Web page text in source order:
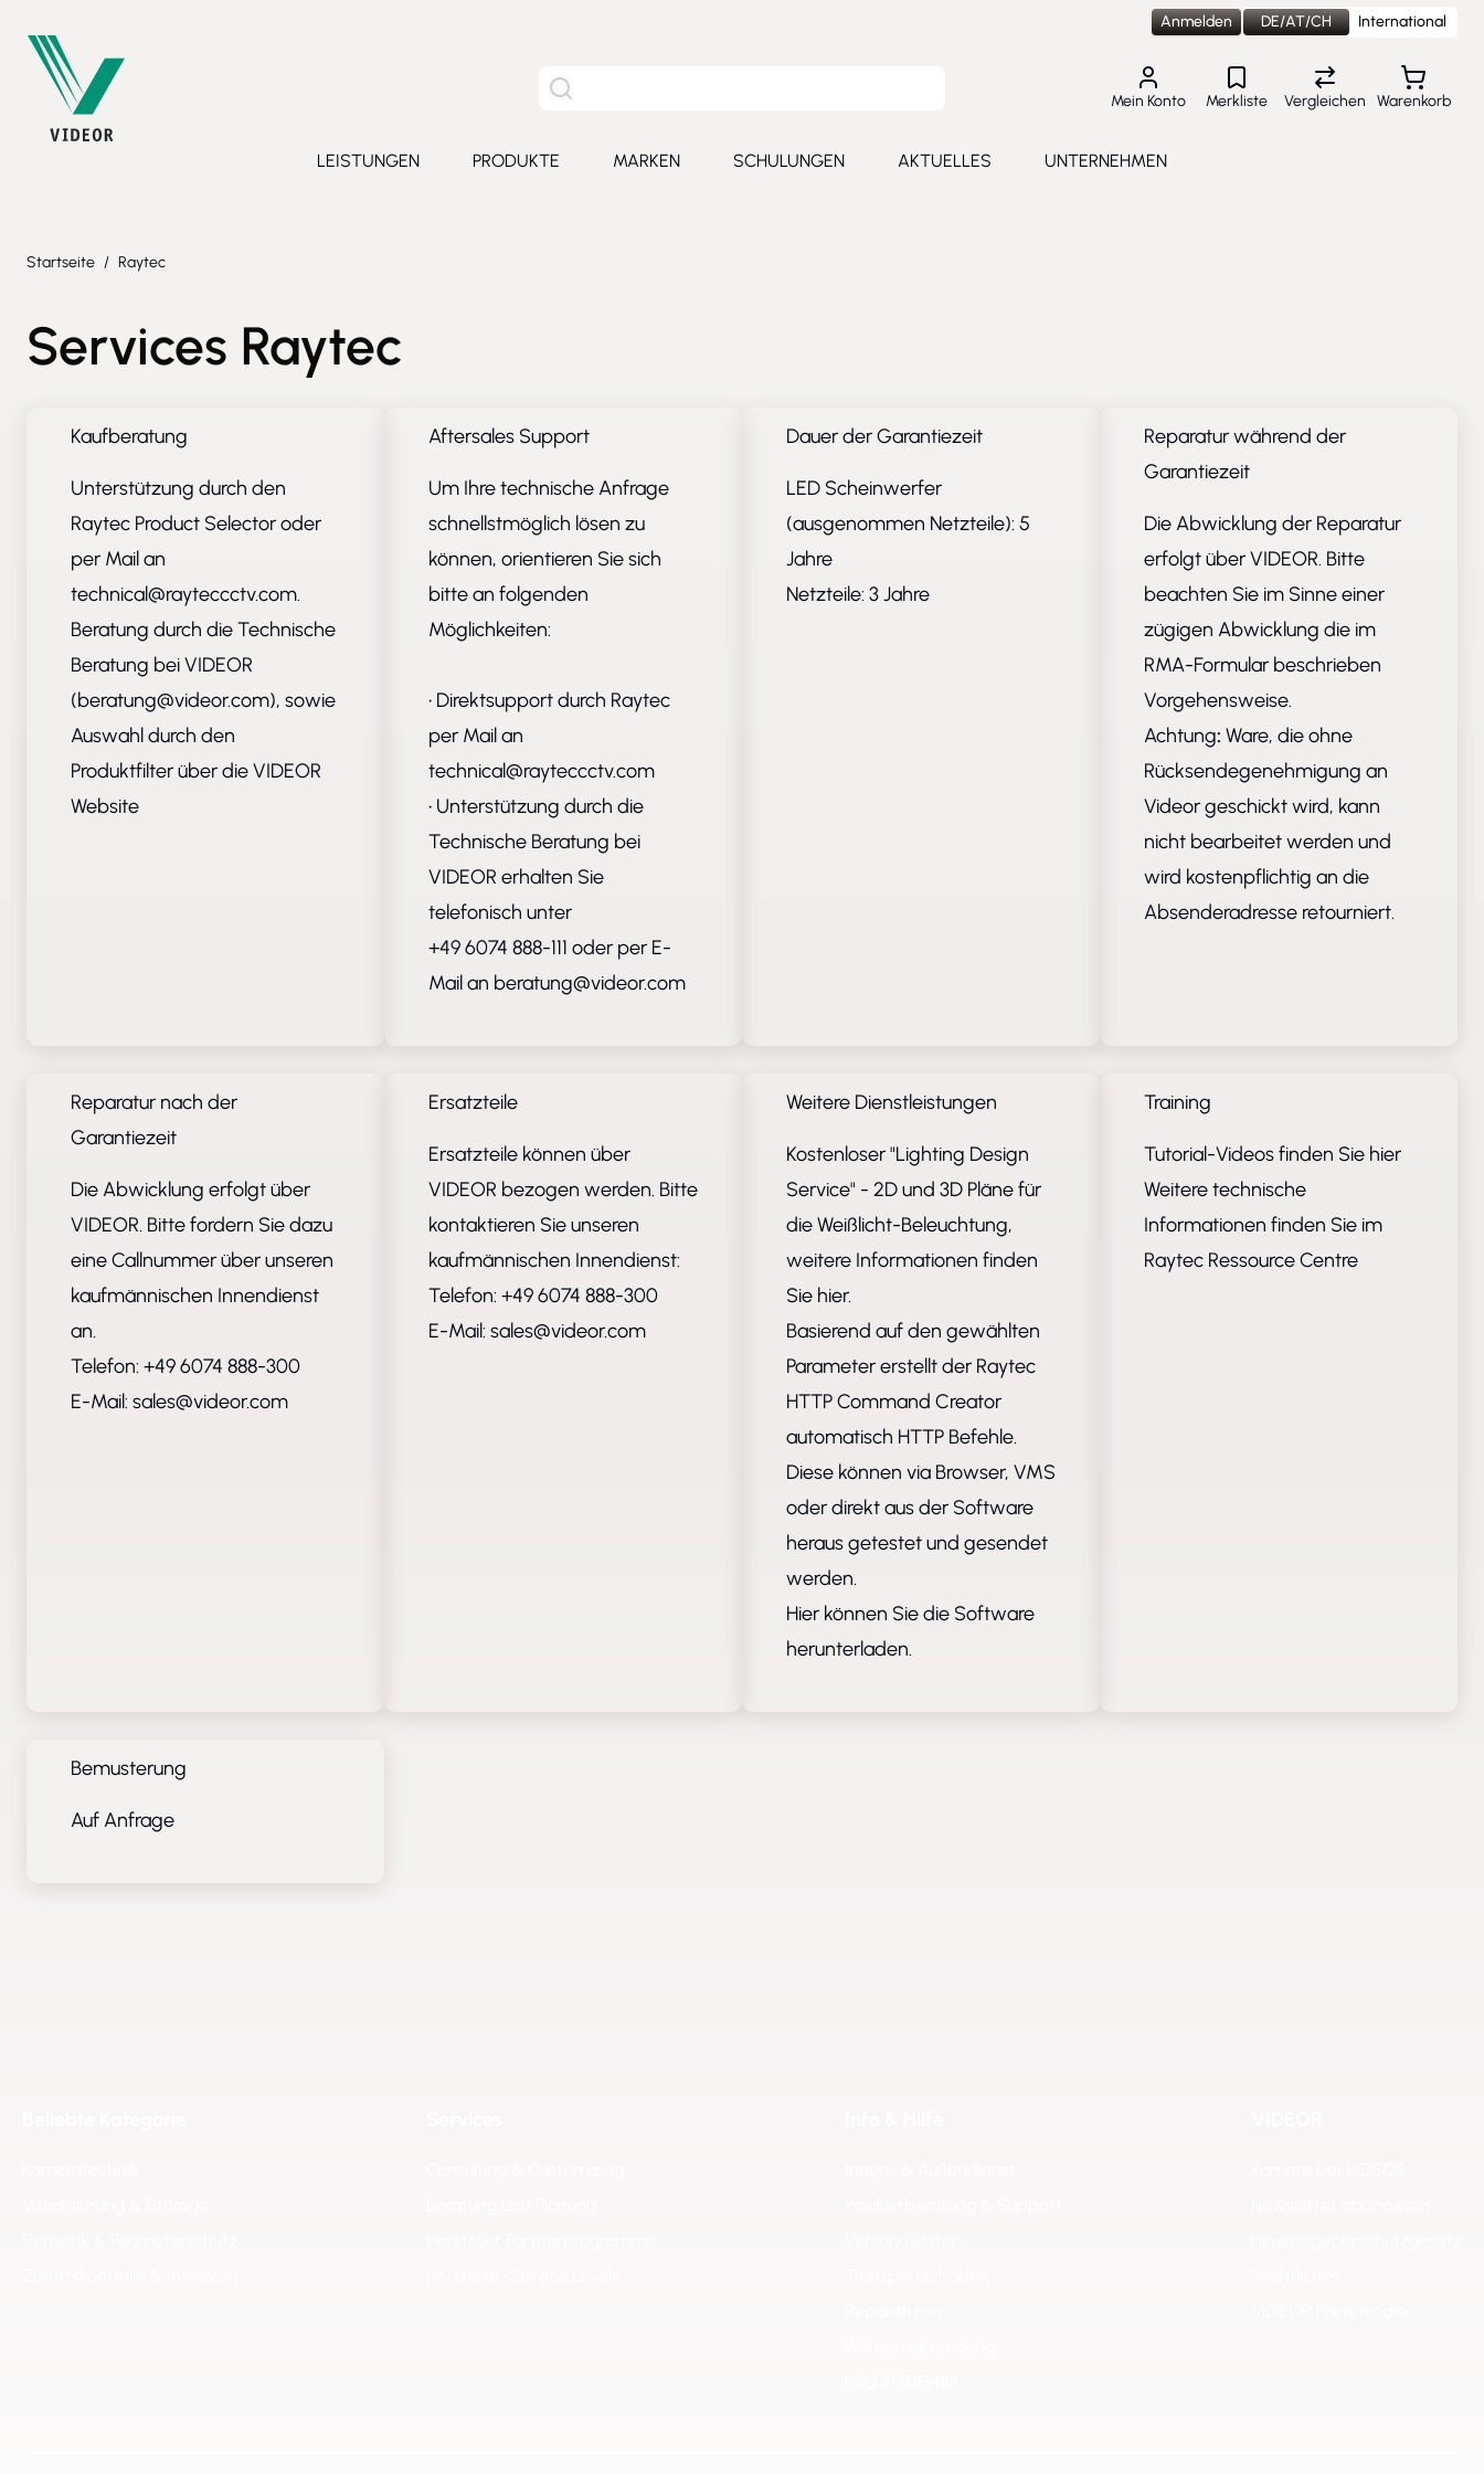
Site Suche
Anmelden DE/AT/CH International
Mein Konto Merkliste Vergleichen Warenkorb
LEISTUNGEN
PRODUKTE
MARKEN
SCHULUNGEN
AKTUELLES
UNTERNEHMEN
Startseite / Raytec
Services Raytec
Kaufberatung
Unterstützung durch den
Raytec Product Selectoroder
per Mail an
technical@rayteccctv.com.
Beratung durch die Technische
Beratung bei VIDEOR
(beratung@videor.com), sowie
Auswahl durch den
Produktfilter über die VIDEOR
Website
Aftersales Support
Um Ihre technische Anfrage
schnellstmöglich lösen zu
können, orientieren Sie sich
bitte an folgenden
Möglichkeiten:
• Direktsupport durch Raytec
per Mail an
technical@rayteccctv.com
• Unterstützung durch die
Technische Beratung bei
VIDEOR erhalten Sie
telefonisch unter
+49 6074 888-111 oder per E-
Mail an beratung@videor.com
Dauer der Garantiezeit
LED Scheinwerfer
(ausgenommen Netzteile): 5
Jahre
Netzteile: 3 Jahre
Reparatur während der
Garantiezeit
Die Abwicklung der Reparatur
erfolgt über VIDEOR. Bitte
beachten Sie im Sinne einer
zügigen Abwicklung die im
RMA-Formular beschrieben
Vorgehensweise.
Achtung: Ware, die ohne
Rücksendegenehmigung an
Videor geschickt wird, kann
nicht bearbeitet werden und
wird kostenpflichtig an die
Absenderadresse retourniert.
Reparatur nach der
Garantiezeit
Die Abwicklung erfolgt über
VIDEOR. Bitte fordern Sie dazu
eine Callnummer über unseren
kaufmännischen Innendienst
an.
Telefon: +49 6074 888-300
E-Mail: sales@videor.com
Ersatzteile
Ersatzteile können über
VIDEOR bezogen werden. Bitte
kontaktieren Sie unseren
kaufmännischen Innendienst:
Telefon: +49 6074 888-300
E-Mail: sales@videor.com
Weitere Dienstleistungen
Kostenloser "Lighting Design
Service" - 2D und 3D Pläne für
die Weißlicht-Beleuchtung,
weitere Informationen finden
Sie hier.
Basierend auf den gewählten
Parameter erstellt der Raytec
HTTP Command Creator
automatisch HTTP Befehle.
Diese können via Browser, VMS
oder direkt aus der Software
heraus getestet und gesendet
werden.
Hier können Sie die Software
herunterladen.
Training
Tutorial-Videos finden Sie hier
Weitere technische
Informationen finden Sie im
Raytec Ressource Centre
Bemusterung
Auf Anfrage